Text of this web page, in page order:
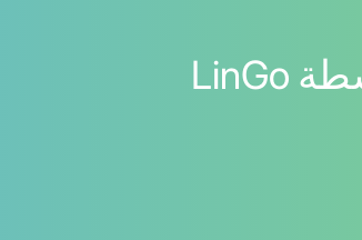
اللغة النرويجية بواسطة LinGo